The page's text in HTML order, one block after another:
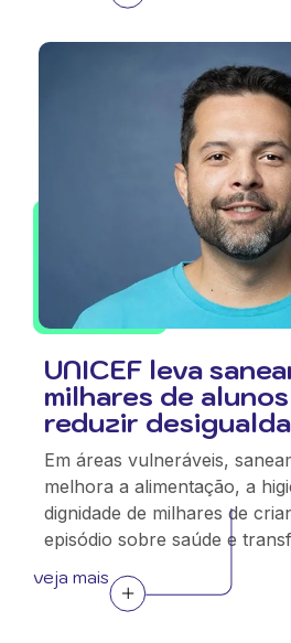
UNICEF leva
milhares de
reduzir
Em áreas vulneráveis,
melhora a alimentação, a
dignidade de milhares de
episódio sobre saúde e
veja mais